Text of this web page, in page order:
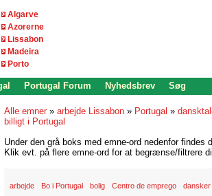
Algarve
Azorerne
Lissabon
Madeira
Porto
Portugal Forum Nyhedsbrev Søg
Alle emner » arbejde Lissabon » Portugal »
billigt i Portugal
Under den grå boks med emne-ord nedenfor findes
Klik evt. på flere emne-ord for at begrænse/filtrere
arbejde Bo i Portugal bolig Centro de emprego dansker